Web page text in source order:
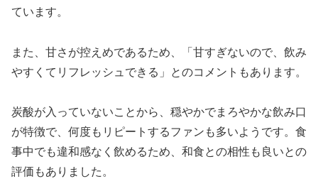
ています。
また、甘さが控えめであるため、「甘すぎないので、飲み
やすくてリフレッシュできる」とのコメントもあります。
炭酸が入っていないことから、穏やかでまろやかな飲み口
が特徴で、何度もリピートするファンも多いようです。食
事中でも違和感なく飲めるため、和食との相性も良いとの
評価もありました​。